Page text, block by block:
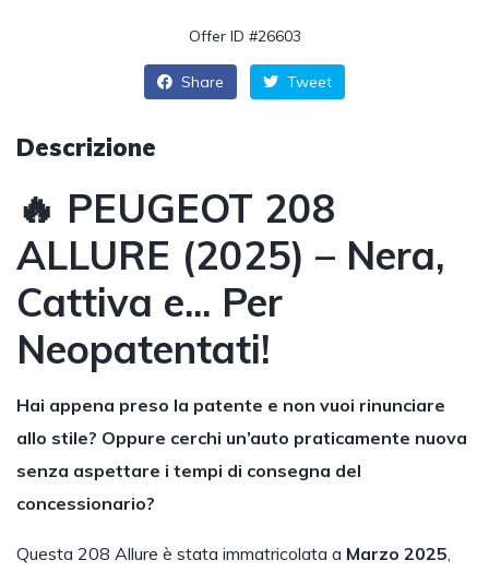
Offer ID #26603
Share Tweet
Descrizione
🔥 PEUGEOT 208
ALLURE (2025) – Nera,
Cattiva e... Per
Neopatentati!
Hai appena preso la patente e non vuoi rinunciare
allo stile? Oppure cerchi un’auto praticamente nuova
senza aspettare i tempi di consegna del
concessionario?
Questa 208 Allure è stata immatricolata a Marzo 2025,